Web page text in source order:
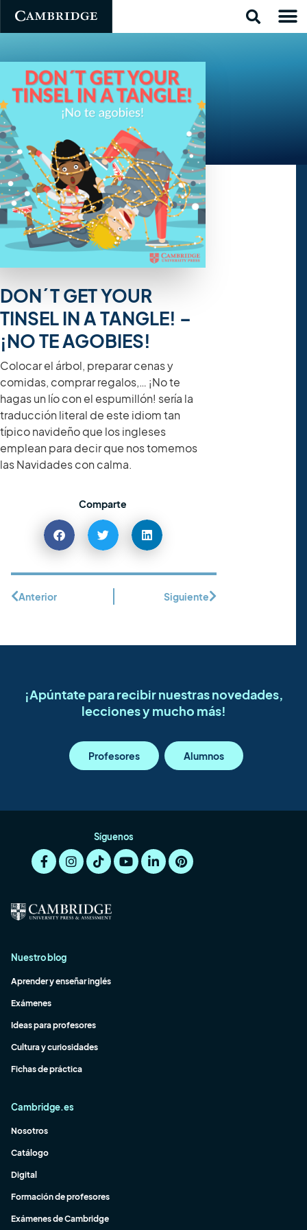
DON´T GET YOUR
TINSEL IN A TANGLE! –
¡NO TE AGOBIES!
Colocar el árbol, preparar cenas y
comidas, comprar regalos,… ¡No te
hagas un lío con el espumillón! sería la
traducción literal de este idiom tan
típico navideño que los ingleses
emplean para decir que nos tomemos
las Navidades con calma.
Comparte
Anterior Siguiente
¡Apúntate para recibir nuestras novedades,
lecciones y mucho más!
Profesores Alumnos
Síguenos
Nuestro blog
Aprender y enseñar inglés
Exámenes
Ideas para profesores
Cultura y curiosidades
Fichas de práctica
Cambridge.es
Nosotros
Catálogo
Digital
Formación de profesores
Exámenes de Cambridge